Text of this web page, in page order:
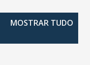
MOSTRAR TUDO